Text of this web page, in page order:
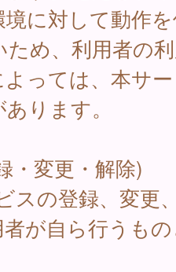
に対して動作
め、利用者の
っては、本サ
ります。
・変更・解除)
の登録、変更
が自ら行うも